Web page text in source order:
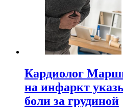
Кардиолог
на инфаркт
боли за грудиной